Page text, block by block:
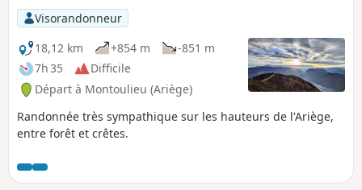
Visorandonneur
18,12 km
+854 m
-851 m
7h 35
Difficile
Départ à Montoulieu (Ariège)
Randonnée très sympathique sur les hauteurs de l'Ariège,
entre forêt et crêtes.